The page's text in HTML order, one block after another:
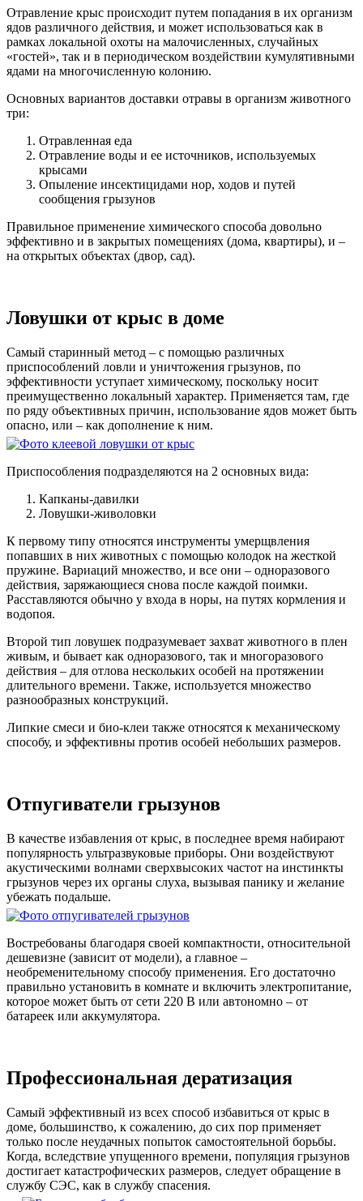
Отравление крыс происходит путем попадания в их организм
ядов различного действия, и может использоваться как в
рамках локальной охоты на малочисленных, случайных
«гостей», так и в периодическом воздействии кумулятивными
ядами на многочисленную колонию.
Основных вариантов доставки отравы в организм животного
три:
Отравленная еда
Отравление воды и ее источников, используемых
крысами
Опыление инсектицидами нор, ходов и путей
сообщения грызунов
Правильное применение химического способа довольно
эффективно и в закрытых помещениях (дома, квартиры), и –
на открытых объектах (двор, сад).
Ловушки от крыс в доме
Самый старинный метод – с помощью различных
приспособлений ловли и уничтожения грызунов, по
эффективности уступает химическому, поскольку носит
преимущественно локальный характер. Применяется там, где
по ряду объективных причин, использование ядов может быть
опасно, или – как дополнение к ним.
Приспособления подразделяются на 2 основных вида:
Капканы-давилки
Ловушки-живоловки
К первому типу относятся инструменты умерщвления
попавших в них животных с помощью колодок на жесткой
пружине. Вариаций множество, и все они – одноразового
действия, заряжающиеся снова после каждой поимки.
Расставляются обычно у входа в норы, на путях кормления и
водопоя.
Второй тип ловушек подразумевает захват животного в плен
живым, и бывает как одноразового, так и многоразового
действия – для отлова нескольких особей на протяжении
длительного времени. Также, используется множество
разнообразных конструкций.
Липкие смеси и био-клеи также относятся к механическому
способу, и эффективны против особей небольших размеров.
Отпугиватели грызунов
В качестве избавления от крыс, в последнее время набирают
популярность ультразвуковые приборы. Они воздействуют
акустическими волнами сверхвысоких частот на инстинкты
грызунов через их органы слуха, вызывая панику и желание
убежать подальше.
Востребованы благодаря своей компактности, относительной
дешевизне (зависит от модели), а главное –
необременительному способу применения. Его достаточно
правильно установить в комнате и включить электропитание,
которое может быть от сети 220 В или автономно – от
батареек или аккумулятора.
Профессиональная дератизация
Самый эффективный из всех способ избавиться от крыс в
доме, большинство, к сожалению, до сих пор применяет
только после неудачных попыток самостоятельной борьбы.
Когда, вследствие упущенного времени, популяция грызунов
достигает катастрофических размеров, следует обращение в
службу СЭС, как в службу спасения.